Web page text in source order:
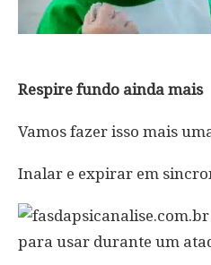
Respire fundo ainda mais
Vamos fazer isso mais
Inalar e expirar em